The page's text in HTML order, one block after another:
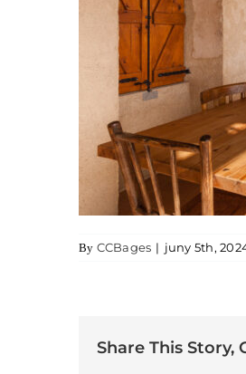
By CCBages | juny 5th,
Share This Story,